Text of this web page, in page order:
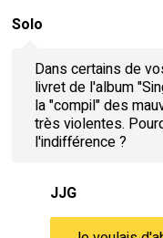
Solo
Dans certains de
livret de l'album
la "compil" des
très violentes.
l'indifférence ?
JJG